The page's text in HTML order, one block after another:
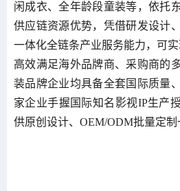
闲成衣、全年龄段童装等，依托
供应链资源优势，凭借研发设计
一体化全链条产业服务能力，可实
高效满足海外品牌商、采购商的
装品牌企业均具备全套国际质量
家企业手握国际知名影视IP生产
供原创设计、OEM/ODM批量定制